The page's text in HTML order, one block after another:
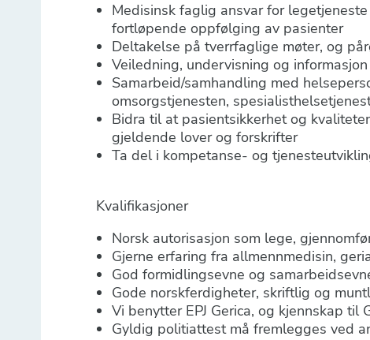
Medisinsk faglig ansvar for
fortløpende oppfølging av pasienter
Deltakelse på tverrfaglige møter, og
Veiledning, undervisning og
Samarbeid/samhandling med
omsorgstjenesten,
Bidra til at pasientsikkerhet og
gjeldende lover og forskrifter
Ta del i kompetanse- og
Kvalifikasjoner
Norsk autorisasjon som lege,
Gjerne erfaring fra allmennmedisin,
God formidlingsevne og
Gode norskferdigheter, skriftlig og
Vi benytter EPJ Gerica, og kjennskap til
Gyldig politiattest må fremlegges ved